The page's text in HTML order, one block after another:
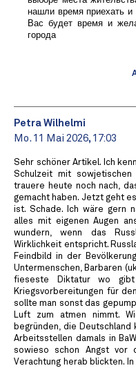
нашли время приехать
Вас будет время и
города
Petra Wilhelmi
Mo. 11 Mai 2026, 17:03
Sehr schöner Artikel. Ich
Schulzeit mit
trauere heute noch nach,
gemacht haben. Jetzt geht
ist. Schade. Ich wäre gern
alles mit eigenen Augen
wundern, wenn das
Wirklichkeit entspricht.
Feindbild in der
Untermenschen, Barbaren
fieseste Diktatur wo
Kriegsvorbereitungen für
sollte man sonst das
Luft zum atmen nimmt.
begründen, die Deutschland
Arbeitsstellen damals in
sowieso schon Angst vor
Verachtung herab blickten.